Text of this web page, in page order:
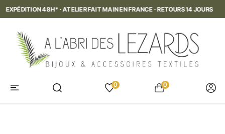
14 JOURS EXPÉDITION 48H* · ATELIER FAIT MAIN EN
0 0